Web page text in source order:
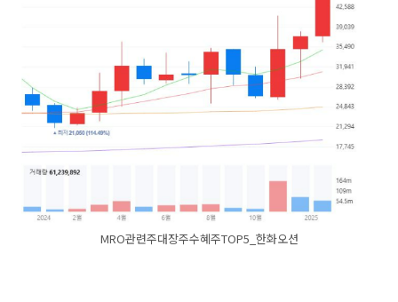
MRO관련주대장주수혜주TOP5_한화오션